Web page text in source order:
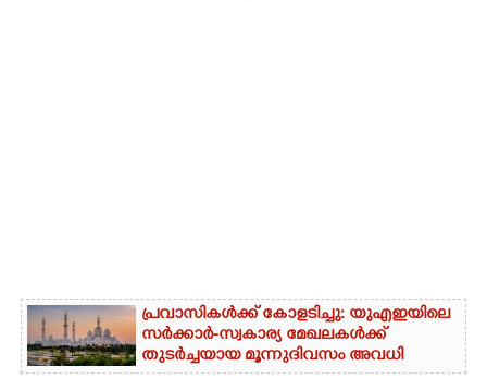
പ്രവാസികൾക്ക് കോളടിച്ചു: യുഎഇയിലെ
സർക്കാർ-സ്വകാര്യ മേഖലകൾക്ക്
തുടർച്ചയായ മൂന്നുദിവസം അവധി